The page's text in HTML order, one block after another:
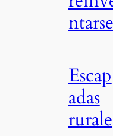
ntarse
Escap
adas
rurale